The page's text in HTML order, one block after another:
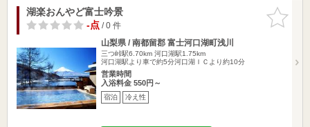
お気に入
りに追加
湖楽おんやど富士吟景
-点/ 0 件
山梨県 / 南都留郡 富士河口湖町浅川
三つ峠駅6.70km 河口湖駅1.75km
河口湖駅より車で約5分河口湖ＩＣより約10分
営業時間
入浴料金 550円～
宿泊 冷え性